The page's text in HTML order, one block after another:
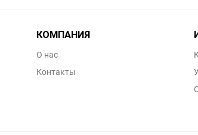
КОМПАНИЯ
О нас
Контакты